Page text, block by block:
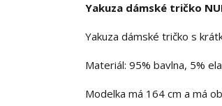
Yakuza dámské tričko
Yakuza dámské tričko s
Materiál: 95% bavlna, 5%
Modelka má 164 cm a má